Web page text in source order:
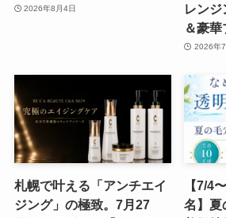
2026年8月4日
レン
＆豪
2026年
札幌で叶える「アンチエイ
ジング」の極致。7月27
【7/4
名】夏